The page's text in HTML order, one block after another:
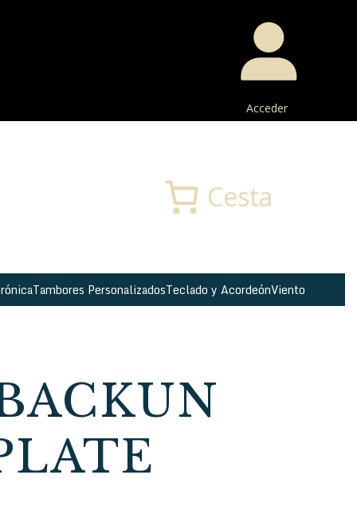
Acceder
Cesta
Tambores PersonalizadosTeclado y AcordeónViento